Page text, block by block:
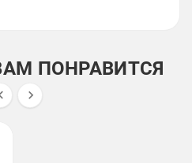
ПОНРАВИТСЯ
